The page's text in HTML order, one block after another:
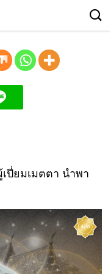
ปี่ยมเมตตา นำพา